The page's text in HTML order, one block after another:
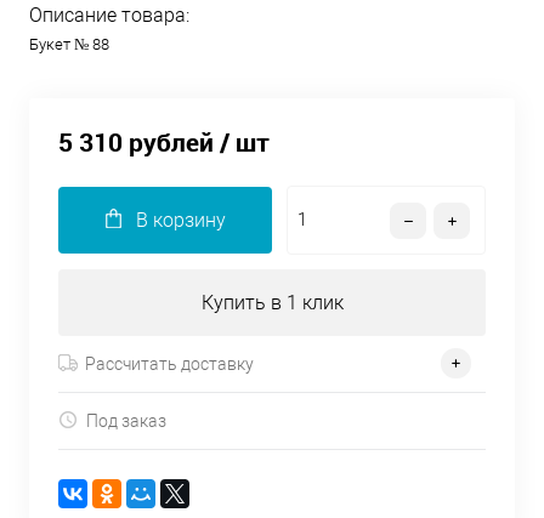
Описание товара:
Букет № 88
5 310 рублей / шт
В корзину
Купить в 1 клик
Рассчитать доставку
Под заказ